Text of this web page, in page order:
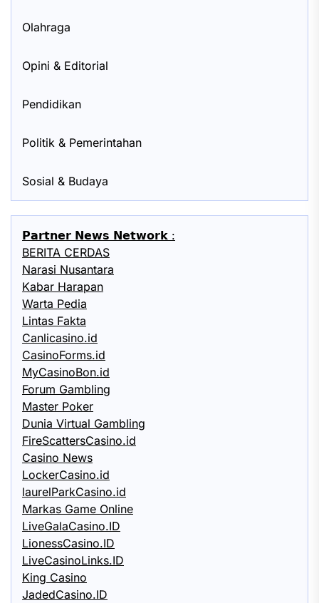
Olahraga
Opini & Editorial
Pendidikan
Politik & Pemerintahan
Sosial & Budaya
𝗣𝗮𝗿𝘁𝗻𝗲𝗿 𝗡𝗲𝘄𝘀 𝗡𝗲𝘁𝘄𝗼𝗿𝗸 :
BERITA CERDAS
Narasi Nusantara
Kabar Harapan
Warta Pedia
Lintas Fakta
Canlicasino.id
CasinoForms.id
MyCasinoBon.id
Forum Gambling
Master Poker
Dunia Virtual Gambling
FireScattersCasino.id
Casino News
LockerCasino.id
laurelParkCasino.id
Markas Game Online
LiveGalaCasino.ID
LionessCasino.ID
LiveCasinoLinks.ID
King Casino
JadedCasino.ID